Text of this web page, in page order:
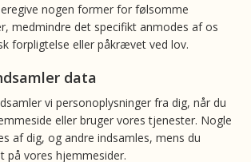
nogen former for følsomme
medmindre det specifikt anmodes af os
forpligtelse eller påkrævet ved lov.
data
vi personoplysninger fra dig, når du
eller bruger vores tjenester. Nogle
af dig, og andre indsamles, mens du
på vores hjemmesider.